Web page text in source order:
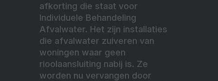
afkorting die staat voor
Individuele Behandeling
Afvalwater. Het zijn installaties
die afvalwater zuiveren van
woningen waar geen
rioolaansluiting nabij is. Ze
worden nu vervangen door